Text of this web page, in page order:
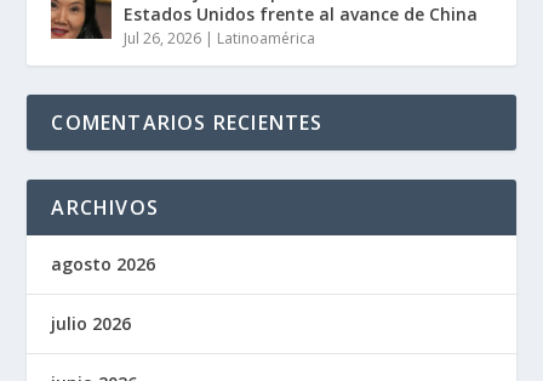
Estados Unidos frente al avance de China
Jul 26, 2026 | Latinoamérica
COMENTARIOS RECIENTES
ARCHIVOS
agosto 2026
julio 2026